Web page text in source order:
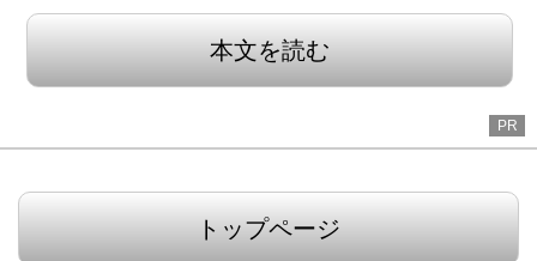
本文を読む
PR
トップページ